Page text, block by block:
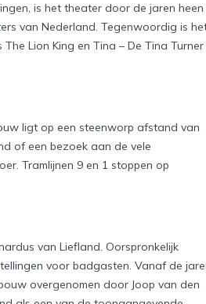
is het theater door de jaren heen
van Nederland. Tegenwoordig is
Lion King en Tina – De Tina Turner
ligt op een steenworp afstand van
of een bezoek aan de vele
Tramlijnen 9 en 1 stoppen op
van Liefland. Oorspronkelijk
voor badgasten. Vanaf de
overgenomen door Joop van den